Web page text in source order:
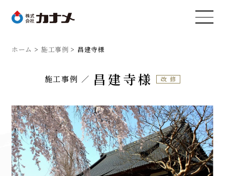
ホーム 施工事例 昌建寺様
施工事例 昌建寺様 改修